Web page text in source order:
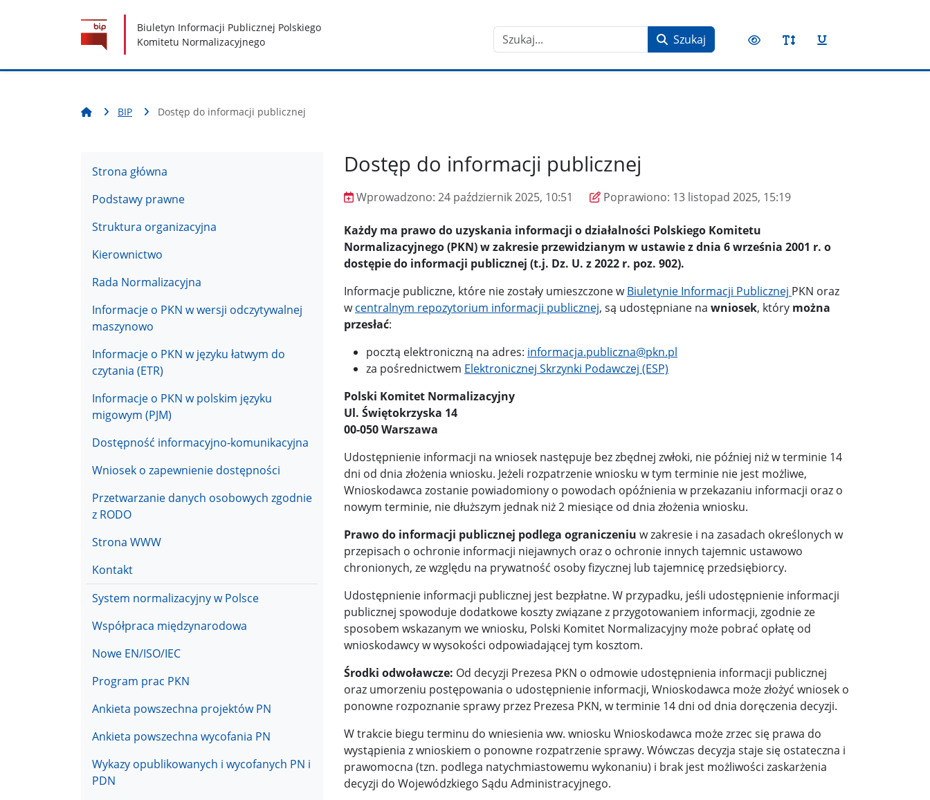
Biuletyn Informacji Publicznej Polskiego
Komitetu Normalizacyjnego
Szukaj Szukaj
BIP Dostęp do informacji publicznej
Strona główna
Podstawy prawne
Struktura organizacyjna
Kierownictwo
Rada Normalizacyjna
Informacje o PKN w wersji odczytywalnej
maszynowo
Informacje o PKN w języku łatwym do
czytania (ETR)
Informacje o PKN w polskim języku
migowym (PJM)
Dostępność informacyjno-komunikacyjna
Wniosek o zapewnienie dostępności
Przetwarzanie danych osobowych zgodnie
z RODO
Strona WWW
Kontakt
Menu przedmiotowe
System normalizacyjny w Polsce
Współpraca międzynarodowa
Nowe EN/ISO/IEC
Program prac PKN
Ankieta powszechna projektów PN
Ankieta powszechna wycofania PN
Wykazy opublikowanych i wycofanych PN i
PDN
Dostęp do informacji publicznej
Wprowadzono
Wprowadzono: 24 październik 2025, 10:51
Poprawiono
Poprawiono: 13 listopad 2025, 15:19
Każdy ma prawo do uzyskania informacji o działalności Polskiego Komitetu
Normalizacyjnego (PKN) w zakresie przewidzianym w ustawie z dnia 6 września 2001 r. o
dostępie do informacji publicznej (t.j. Dz. U. z 2022 r. poz. 902).
Informacje publiczne, które nie zostały umieszczone wBiuletynie Informacji Publicznej PKN oraz
wcentralnym repozytorium informacji publicznej, są udostępniane na wniosek, który można
przesłać:
pocztą elektroniczną na adres: informacja.publiczna@pkn.pl
za pośrednictwem Elektronicznej Skrzynki Podawczej (ESP)
Polski Komitet Normalizacyjny
Ul. Świętokrzyska 14
00-050 Warszawa
Udostępnienie informacji na wniosek następuje bez zbędnej zwłoki, nie później niż w terminie 14
dni od dnia złożenia wniosku. Jeżeli rozpatrzenie wniosku w tym terminie nie jest możliwe,
Wnioskodawca zostanie powiadomiony o powodach opóźnienia w przekazaniu informacji oraz o
nowym terminie, nie dłuższym jednak niż 2 miesiące od dnia złożenia wniosku.
Prawo do informacji publicznej podlega ograniczeniu w zakresie i na zasadach określonych w
przepisach o ochronie informacji niejawnych oraz o ochronie innych tajemnic ustawowo
chronionych, ze względu na prywatność osoby fizycznej lub tajemnicę przedsiębiorcy.
Udostępnienie informacji publicznej jest bezpłatne. W przypadku, jeśli udostępnienie informacji
publicznej spowoduje dodatkowe koszty związane z przygotowaniem informacji, zgodnie ze
sposobem wskazanym we wniosku, Polski Komitet Normalizacyjny może pobrać opłatę od
wnioskodawcy w wysokości odpowiadającej tym kosztom.
Środki odwoławcze: Od decyzji Prezesa PKN o odmowie udostępnienia informacji publicznej
oraz umorzeniu postępowania o udostępnienie informacji, Wnioskodawca może złożyć wniosek o
ponowne rozpoznanie sprawy przez Prezesa PKN, w terminie 14 dni od dnia doręczenia decyzji.
W trakcie biegu terminu do wniesienia ww. wniosku Wnioskodawca może zrzec się prawa do
wystąpienia z wnioskiem o ponowne rozpatrzenie sprawy. Wówczas decyzja staje się ostateczna i
prawomocna (tzn. podlega natychmiastowemu wykonaniu) i brak jest możliwości zaskarżenia
decyzji do Wojewódzkiego Sądu Administracyjnego.